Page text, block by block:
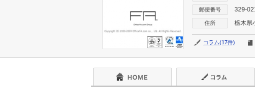
郵便番号 329-
住所 栃木県
コラム(17件)